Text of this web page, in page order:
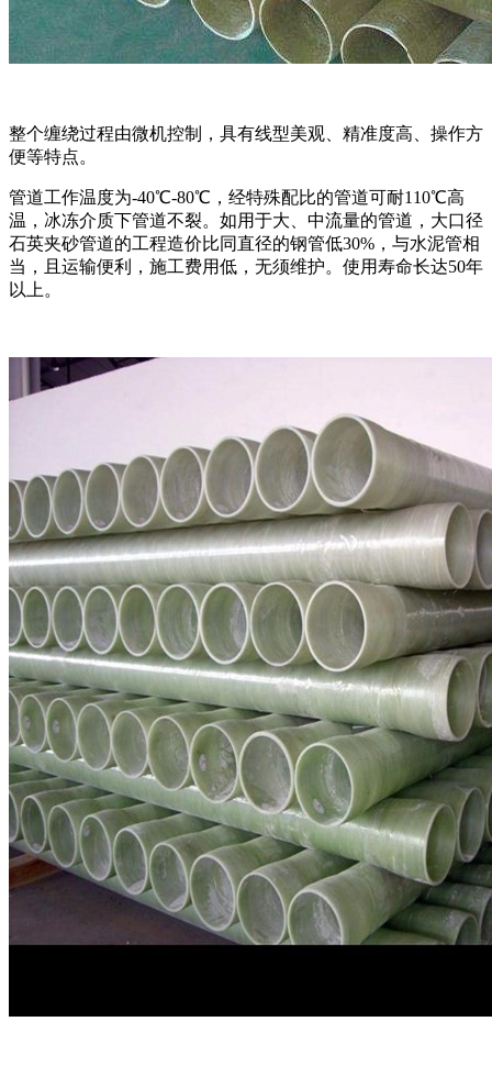
整个缠绕过程由微机控制，具有线型美观、精准度高、操作方
便等特点。
管道工作温度为-40℃-80℃，经特殊配比的管道可耐110℃高
温，冰冻介质下管道不裂。如用于大、中流量的管道，大口径
石英夹砂管道的工程造价比同直径的钢管低30%，与水泥管相
当，且运输便利，施工费用低，无须维护。使用寿命长达50年
以上。